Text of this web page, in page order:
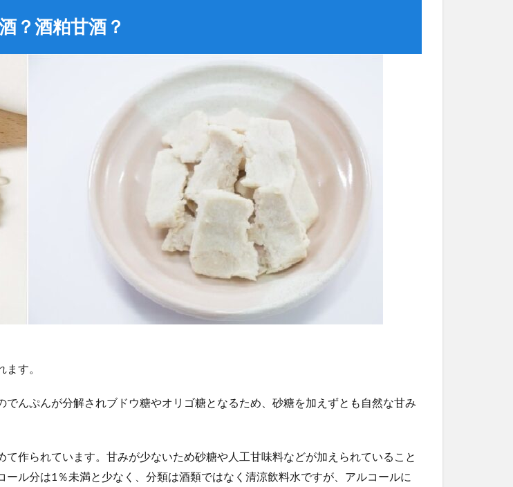
？酒粕甘酒？
す。
んぷんが分解されブドウ糖やオリゴ糖となるため、砂糖を加えずとも自然な甘み
作られています。甘みが少ないため砂糖や人工甘味料などが加えられていること
ル分は1％未満と少なく、分類は酒類ではなく清涼飲料水ですが、アルコールに